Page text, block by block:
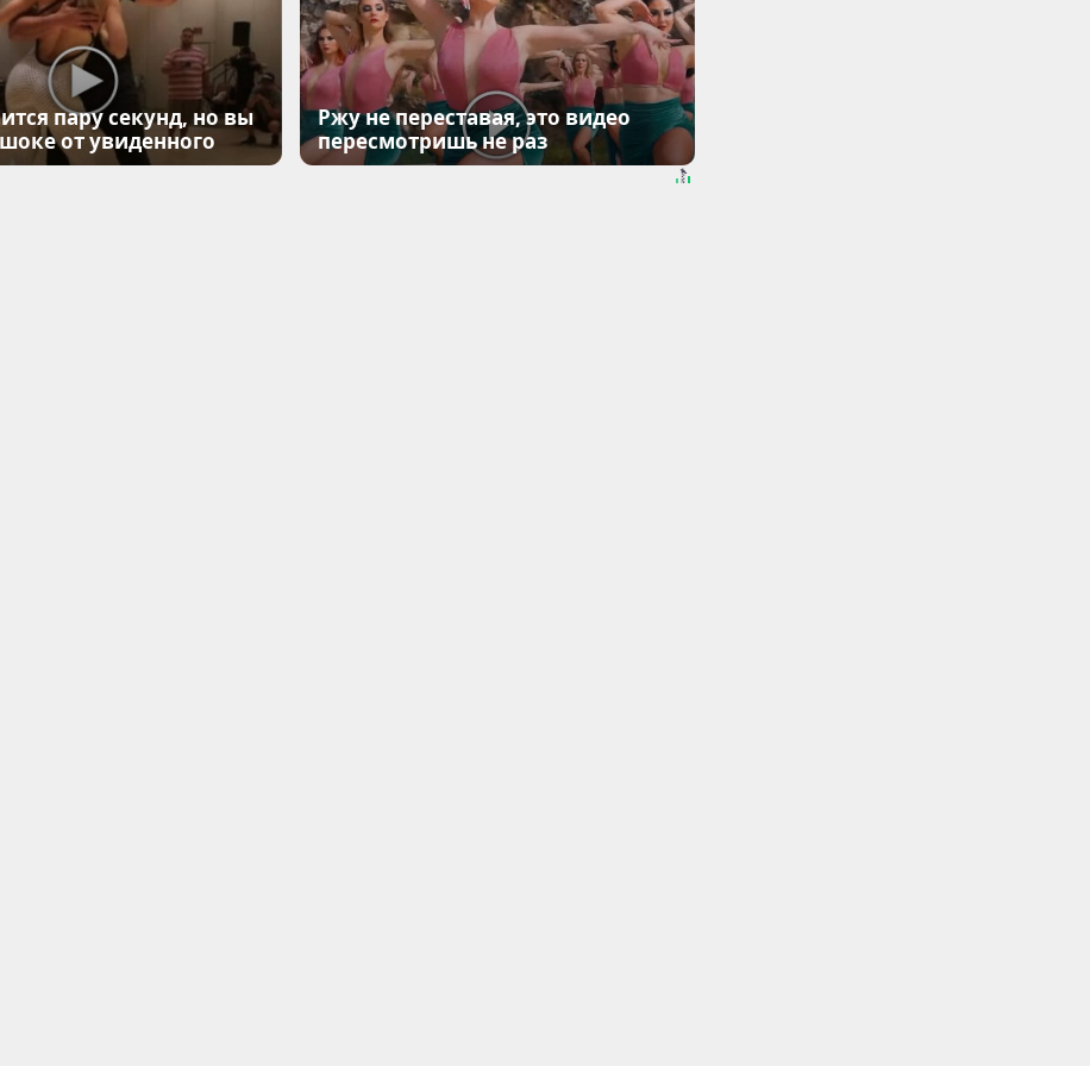
пару секунд, но вы
от увиденного
Ржу не переставая, это видео
пересмотришь не раз